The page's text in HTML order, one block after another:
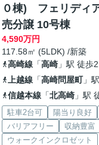
０棟) フェリディ
売分譲 10号棟
4,590万円
117.58㎡ (5LDK) /新築
高崎線「高崎」駅 徒歩
上越線「高崎問屋町」
信越本線「北高崎」駅
駐車2台可 陽当り良好
バリアフリー
収納豊富
ウォークインクロゼット